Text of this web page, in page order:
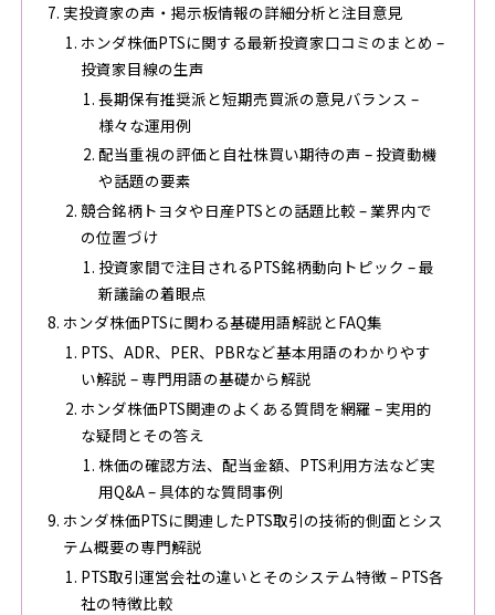
実投資家の声・掲示板情報の詳細分析と注目意見
ホンダ株価PTSに関する最新投資家口コミのまとめ –
投資家目線の生声
長期保有推奨派と短期売買派の意見バランス –
様々な運用例
配当重視の評価と自社株買い期待の声 – 投資動機
や話題の要素
競合銘柄トヨタや日産PTSとの話題比較 – 業界内で
の位置づけ
投資家間で注目されるPTS銘柄動向トピック – 最
新議論の着眼点
ホンダ株価PTSに関わる基礎用語解説とFAQ集
PTS、ADR、PER、PBRなど基本用語のわかりやす
い解説 – 専門用語の基礎から解説
ホンダ株価PTS関連のよくある質問を網羅 – 実用的
な疑問とその答え
株価の確認方法、配当金額、PTS利用方法など実
用Q&A – 具体的な質問事例
ホンダ株価PTSに関連したPTS取引の技術的側面とシス
テム概要の専門解説
PTS取引運営会社の違いとそのシステム特徴 – PTS各
社の特徴比較